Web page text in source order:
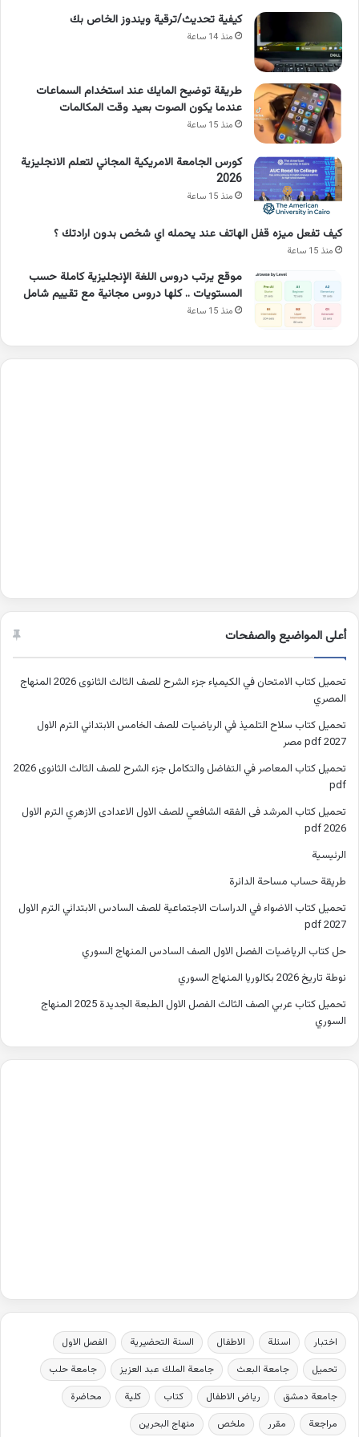
كيفية تحديث/ترقية ويندوز الخاص بك
منذ 14 ساعة
طريقة توضيح المايك عند استخدام السماعات
عندما يكون الصوت بعيد وقت المكالمات
منذ 15 ساعة
كورس الجامعة الامريكية المجاني لتعلم الانجليزية
2026
منذ 15 ساعة
كيف تفعل ميزه قفل الهاتف عند يحمله اي شخص بدون ارادتك ؟
منذ 15 ساعة
موقع يرتب دروس اللغة الإنجليزية كاملة حسب
المستويات .. كلها دروس مجانية مع تقييم شامل
منذ 15 ساعة
أعلى المواضيع والصفحات
تحميل كتاب الامتحان في الكيمياء جزء الشرح للصف الثالث الثانوى 2026 المنهاج
المصري
تحميل كتاب سلاح التلميذ في الرياضيات للصف الخامس الابتدائي الترم الاول
2027 pdf مصر
تحميل كتاب المعاصر في التفاضل والتكامل جزء الشرح للصف الثالث الثانوى 2026
pdf
تحميل كتاب المرشد فى الفقه الشافعي للصف الاول الاعدادى الازهري الترم الاول
2026 pdf
الرئيسية
طريقة حساب مساحة الدائرة
تحميل كتاب الاضواء في الدراسات الاجتماعية للصف السادس الابتدائي الترم الاول
2027 pdf
حل كتاب الرياضيات الفصل الاول الصف السادس المنهاج السوري
نوطة تاريخ 2026 بكالوريا المنهاج السوري
تحميل كتاب عربي الصف الثالث الفصل الاول الطبعة الجديدة 2025 المنهاج
السوري
اختبار اسئلة الاطفال السنة التحضيرية
الفصل الاول
تحميل
جامعة البعث جامعة الملك عبد العزيز
جامعة حلب
جامعة دمشق
رياض الاطفال كتاب كلية
محاضرة
مراجعة
مقرر ملخص منهاج البحرين